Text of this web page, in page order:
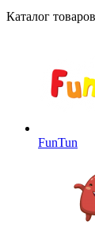
Каталог товаров
FunTun